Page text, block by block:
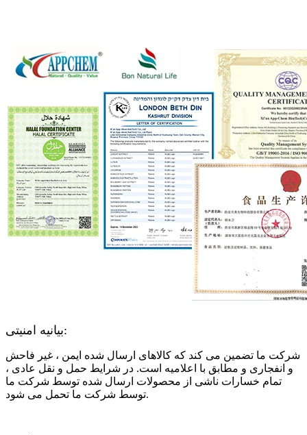
بیانیه امنیتی:
شرکت ما تضمین می کند که کالاهای ارسال شده ایمن ، غیر فاحش
و انفجاری و مطابق با اعلامیه است. در شرایط حمل و نقل عادی ،
تمام خسارات ناشی از محصولات ارسال شده توسط شرکت ما
توسط شرکت ما تحمل می شود.